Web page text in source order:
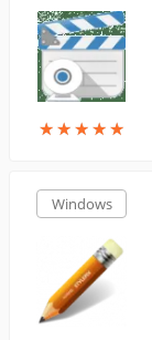
★★★★★
★★★★★
Windows